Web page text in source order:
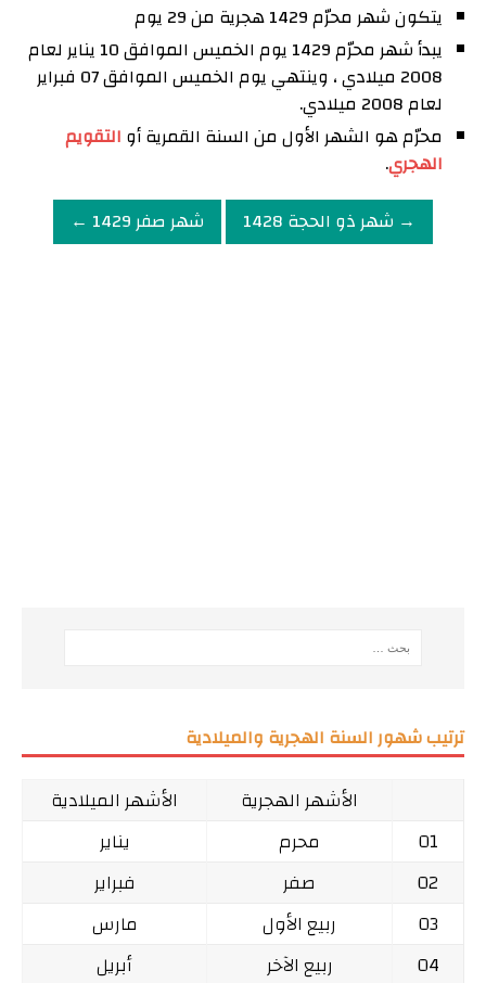
يتكون شهر محرّم 1429 هجرية من 29 يوم
يبدأ شهر محرّم 1429 يوم الخميس الموافق 10 يناير لعام
2008 ميلادي ، وينتهي يوم الخميس الموافق 07 فبراير
لعام 2008 ميلادي.
محرّم هو الشهر الأول من السنة القمرية أو التقويم
الهجري.
→ شهر ذو الحجة 1428
شهر صفر 1429 ←
ترتيب شهور السنة الهجرية والميلادية
الأشهر الهجرية
الأشهر الميلادية
01
محرم
يناير
02
صفر
فبراير
03
ربيع الأول
مارس
04
ربيع الآخر
أبريل